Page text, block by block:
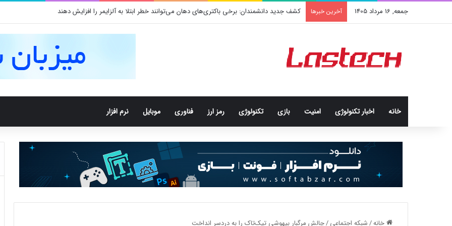
جمعه, 16 مرداد 1405 آخرین خبرها کشف جدید دانشمندان: برخی باکتری‌های دهان می‌توانند خطر ابتلا به آلزایمر را افزایش دهند
خانه اخبار تکنولوژی امنيت بازی تکنولوژی رمز ارز فناوری موبایل نرم افزار
خانه/شبكه اجتماعی/چالش مرگبار بیهوشی تیک‌تاک را به دردسر انداخت